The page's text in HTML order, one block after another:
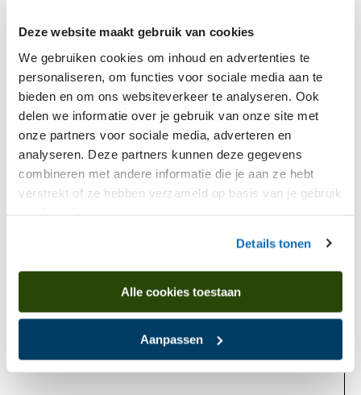
Deze website maakt gebruik van cookies
We gebruiken cookies om inhoud en advertenties te
personaliseren, om functies voor sociale media aan te
bieden en om ons websiteverkeer te analyseren. Ook
delen we informatie over je gebruik van onze site met
onze partners voor sociale media, adverteren en
analyseren. Deze partners kunnen deze gegevens
combineren met andere informatie die je aan ze hebt
verstrekt of ze hebben verzameld op basis van je gebruik
Details tonen
Alle cookies toestaan
Aanpassen
Is found in
Now